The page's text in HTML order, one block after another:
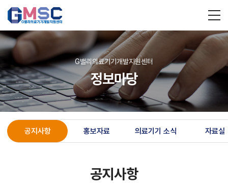
G밸리의료기기개발지원센터
정보마당
공지사항 홍보자료 의료기기 소식 자료실
공지사항